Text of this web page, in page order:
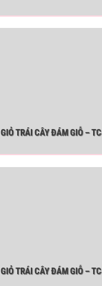
GIỎ TRÁI CÂY ĐÁM GIỖ –
GIỎ TRÁI CÂY ĐÁM GIỖ –